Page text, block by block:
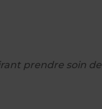
prendre soin de